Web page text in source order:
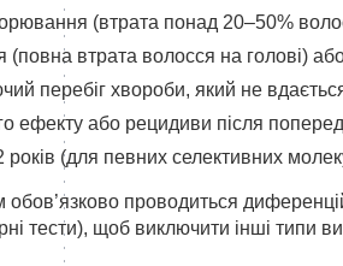
(втрата понад 20–50%
(повна втрата волосся на голові)
перебіг хвороби, який не
ефекту або рецидиви після
років (для певних селективних
проводиться
тести), щоб виключити інші типи